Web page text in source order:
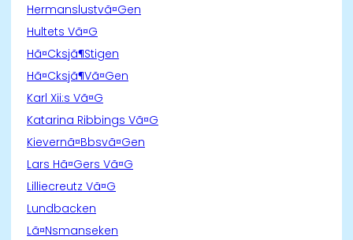
Hermanslustvã¤Gen
Hultets Vã¤G
Hã¤Cksjã¶Stigen
Hã¤Cksjã¶Vã¤Gen
Karl Xii:s Vã¤G
Katarina Ribbings Vã¤G
Kievernã¤Bbsvã¤Gen
Lars Hã¤Gers Vã¤G
Lilliecreutz Vã¤G
Lundbacken
Lã¤Nsmanseken